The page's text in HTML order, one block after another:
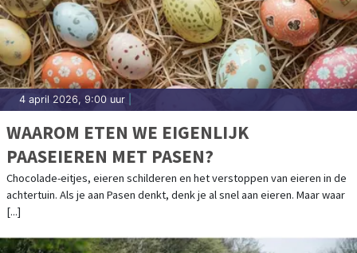
4 april 2026, 9:00 uur
WAAROM ETEN WE EIGENLIJK
PAASEIEREN MET PASEN?
Chocolade-eitjes, eieren schilderen en het verstoppen van eieren in de
achtertuin. Als je aan Pasen denkt, denk je al snel aan eieren. Maar waar
[...]